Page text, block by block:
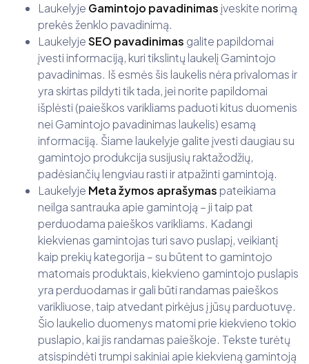
Laukelyje Gamintojo pavadinimas įveskite norimą
prekės ženklo pavadinimą.
LaukelyjeSEO pavadinimas galite papildomai
įvesti informaciją, kuri tikslintų laukelį Gamintojo
pavadinimas. Iš esmės šis laukelis nėra privalomas ir
yra skirtas pildyti tik tada, jei norite papildomai
išplėsti (paieškos varikliams paduoti kitus duomenis
nei Gamintojo pavadinimas laukelis) esamą
informaciją. Šiame laukelyje galite įvesti daugiau su
gamintojo produkcija susijusių raktažodžių,
padėsiančių lengviau rasti ir atpažinti gamintoją.
Laukelyje Meta žymos aprašymas pateikiama
neilga santrauka apie gamintoją – ji taip pat
perduodama paieškos varikliams. Kadangi
kiekvienas gamintojas turi savo puslapį, veikiantį
kaip prekių kategorija – su būtent to gamintojo
matomais produktais, kiekvieno gamintojo puslapis
yra perduodamas ir gali būti randamas paieškos
varikliuose, taip atvedant pirkėjus į jūsų parduotuvę.
Šio laukelio duomenys matomi prie kiekvieno tokio
puslapio, kai jis randamas paieškoje. Tekste turėtų
atsispindėti trumpi sakiniai apie kiekvieną gamintoją